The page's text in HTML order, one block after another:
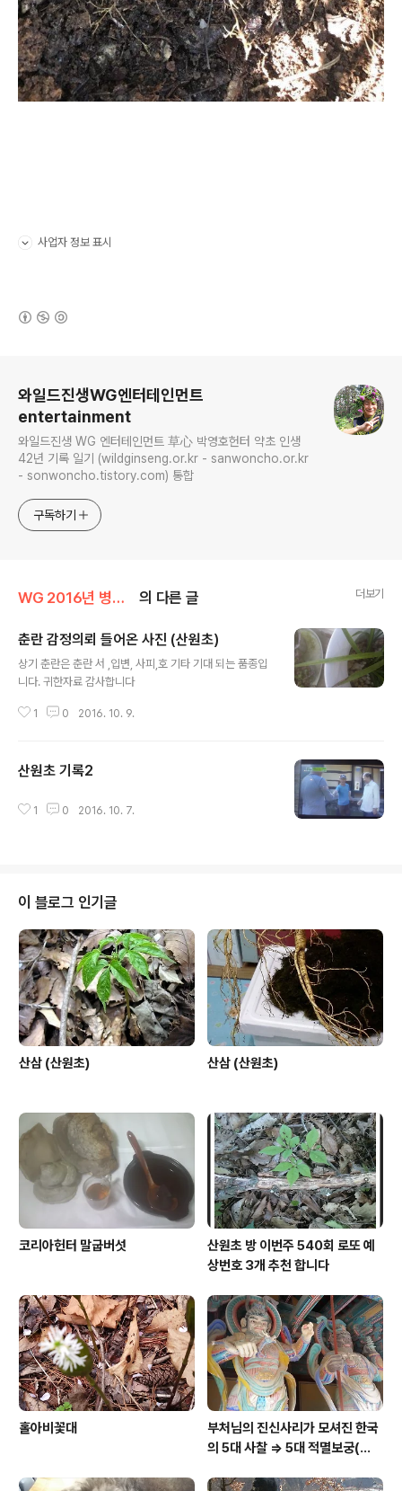
사업자 정보 표시
와일드진생WG엔터테인먼트
entertainment
와일드진생 WG 엔터테인먼트 草心 박영호헌터 약초 인생
42년 기록 일기 (wildginseng.or.kr - sanwoncho.or.kr
- sonwoncho.tistory.com) 통합
구독하기
WG 2016년 병신년 기록 의 다른 글 더보기
춘란 감정의뢰 들어온 사진 (산원초)
상기 춘란은 춘란 서 ,입변, 사피,호 기타 기대 되는 품종입
니다. 귀한자료 감사합니다
1 0 2016. 10. 9.
산원초 기록2
1 0 2016. 10. 7.
이 블로그 인기글
산삼 (산원초) 산삼 (산원초)
코리아헌터 말굽버섯
산원초 방 이번주 540회 로또 예
상번호 3개 추천 합니다
홀아비꽃대
부처님의 진신사리가 모셔진 한국
의 5대 사찰 => 5대 적멸보궁(寂